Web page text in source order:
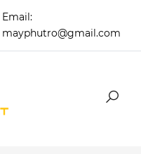
Email:
mayphutro@gmail.com